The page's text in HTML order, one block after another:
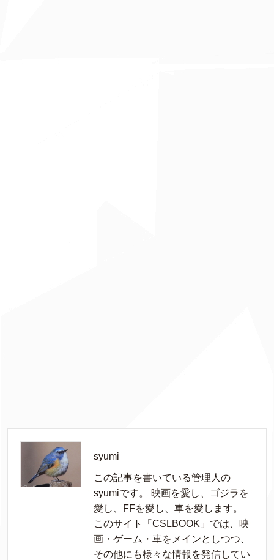
syumi
この記事を書いている管理人の
syumiです。 映画を愛し、ゴジラを
愛し、FFを愛し、車を愛します。
このサイト「CSLBOOK」では、映
画・ゲーム・車をメインとしつつ、
その他にも様々な情報を発信してい